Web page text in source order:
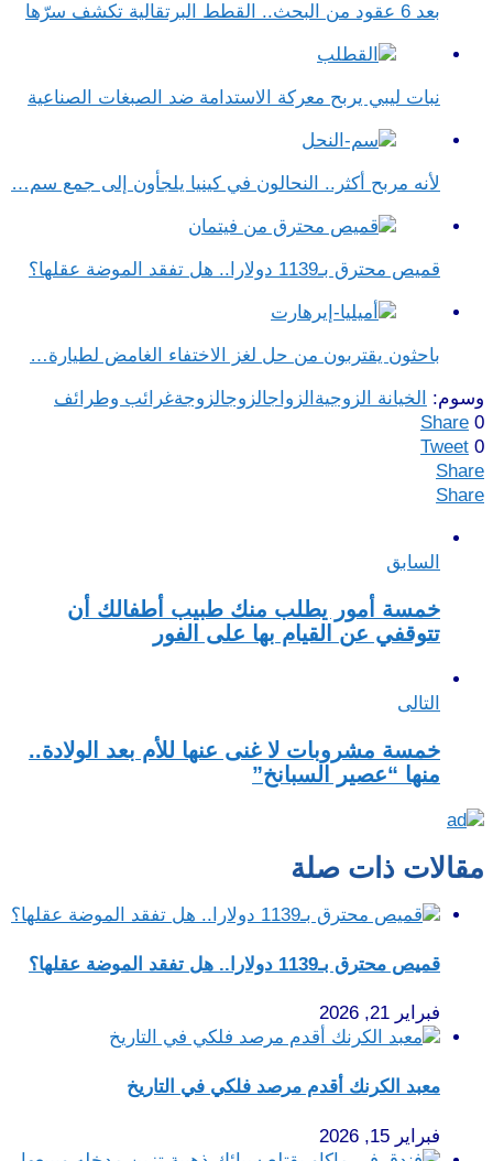
بعد 6 عقود من البحث.. القطط البرتقالية تكشف سرّها
نبات ليبي يربح معركة الاستدامة ضد الصبغات الصناعية
لأنه مربح أكثر.. النحالون في كينيا يلجأون إلى جمع سم…
قميص محترق بـ1139 دولارا.. هل تفقد الموضة عقلها؟
باحثون يقتربون من حل لغز الاختفاء الغامض لطيارة…
وسوم: الخيانة الزوجية الزواجالزوجالزوجةغرائب وطرائف
Share 0
Tweet 0
Share
Share
السابق
خمسة أمور يطلب منك طبيب أطفالك أن
تتوقفي عن القيام بها على الفور
التالى
خمسة مشروبات لا غنى عنها للأم بعد الولادة..
منها “عصير السبانخ”
مقالات ذات صلة
قميص محترق بـ1139 دولارا.. هل تفقد الموضة عقلها؟
فبراير 21, 2026
معبد الكرنك أقدم مرصد فلكي في التاريخ
فبراير 15, 2026